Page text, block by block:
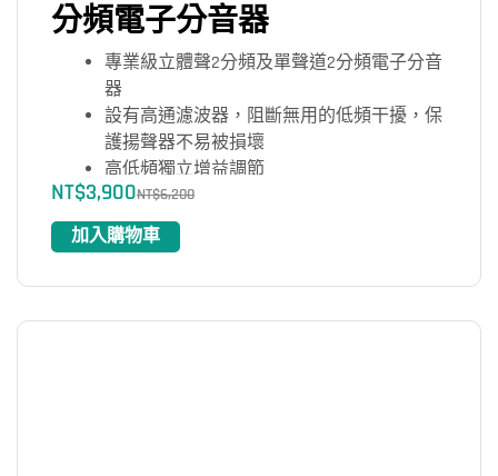
分頻電子分音器
專業級立體聲2分頻及單聲道2分頻電子分音
器
設有高通濾波器，阻斷無用的低頻干擾，保
護揚聲器不易被損壞
高低頻獨立增益調節
可選擇立體聲或單聲道工作模式
分頻點頻率可任意調校
NT$6,200
NT$3,900
加入購物車